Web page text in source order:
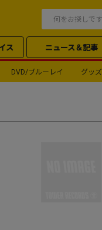
ス ニュース＆記事
DVD/ブルーレイ グッズ